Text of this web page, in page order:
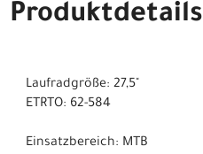
Produktdetails
Laufradgröße: 27,5"
ETRTO: 62-584
Einsatzbereich: MTB